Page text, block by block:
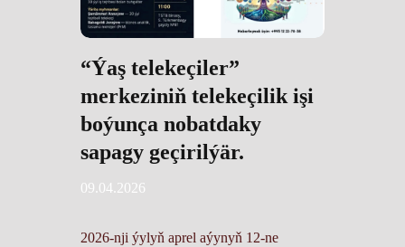
“Ýaş telekeçiler”
merkeziniň telekeçilik işi
boýunça nobatdaky
sapagy geçirilýär.
09.04.2026
2026-nji ýylyň aprel aýynyň 12-ne